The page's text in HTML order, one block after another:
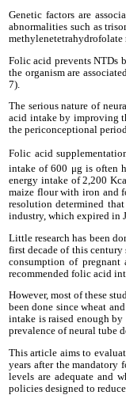
Genetic factors are
abnormalities such as
methylenetetrahydrofolate
Folic acid prevents NTDs
the organism are
7).
The serious nature of
acid intake by improving
the periconceptional
Folic acid
intake of 600 μg is often
energy intake of 2,200
maize flour with iron and
resolution determined
industry, which expired in
Little research has been
first decade of this
consumption of
recommended folic acid
However, most of these
been done since wheat
intake is raised enough
prevalence of neural tube
This article aims to
years after the
levels are adequate and
policies designed to